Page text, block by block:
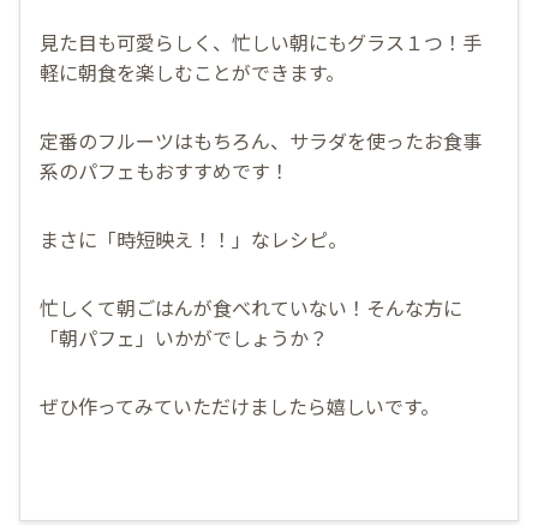
見た目も可愛らしく、忙しい朝にもグラス１つ！手
軽に朝食を楽しむことができます。
定番のフルーツはもちろん、サラダを使ったお食事
系のパフェもおすすめです！
まさに「時短映え！！」なレシピ。
忙しくて朝ごはんが食べれていない！そんな方に
「朝パフェ」いかがでしょうか？
ぜひ作ってみていただけましたら嬉しいです。